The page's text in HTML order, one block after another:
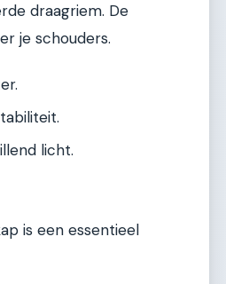
draagriem. De
je schouders.
licht.
is een essentieel